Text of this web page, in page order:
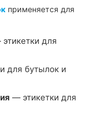
применяется для
для
для бутылок и
— этикетки для